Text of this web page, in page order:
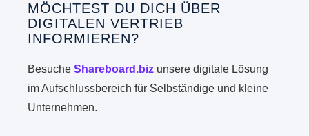
MÖCHTEST DU DICH ÜBER
DIGITALEN VERTRIEB
INFORMIEREN?
BesucheShareboard.biz unsere digitale Lösung
im Aufschlussbereich für Selbständige und kleine
Unternehmen.